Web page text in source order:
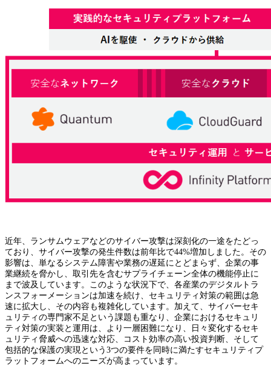
近年、ランサムウェアなどのサイバー攻撃は深刻化の一途をたどっ
ており、サイバー攻撃の発生件数は前年比で44%増加しました。その
影響は、単なるシステム障害や業務の遅延にとどまらず、企業の事
業継続を脅かし、取引先を含むサプライチェーン全体の機能停止に
まで波及しています。このような状況下で、各産業のデジタルトラ
ンスフォーメーションは加速を続け、セキュリティ対策の範囲は急
速に拡大し、その内容も複雑化しています。加えて、サイバーセキ
ュリティの専門家不足という課題も重なり、企業におけるセキュリ
ティ対策の実装と運用は、より一層困難になり、日々変化するセキ
ュリティ脅威への迅速な対応、コスト効率の高い投資判断、そして
包括的な保護の実現という3つの要件を同時に満たすセキュリティプ
ラットフォームへのニーズが高まっています。